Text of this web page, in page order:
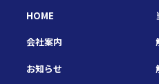
HOME
会社案内
お知らせ